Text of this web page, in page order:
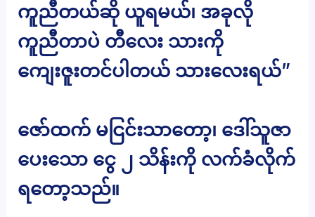
ကူညီတယ်ဆို ယူရမယ်၊ အခုလို
ကူညီတာပဲ တီလေး သားကို
ကျေးဇူးတင်ပါတယ် သားလေးရယ်”
ဇော်ထက် မငြင်းသာတော့၊ ဒေါ်သူဇာ
ပေးသော ငွေ ၂ သိန်းကို လက်ခံလိုက်
ရတော့သည်။